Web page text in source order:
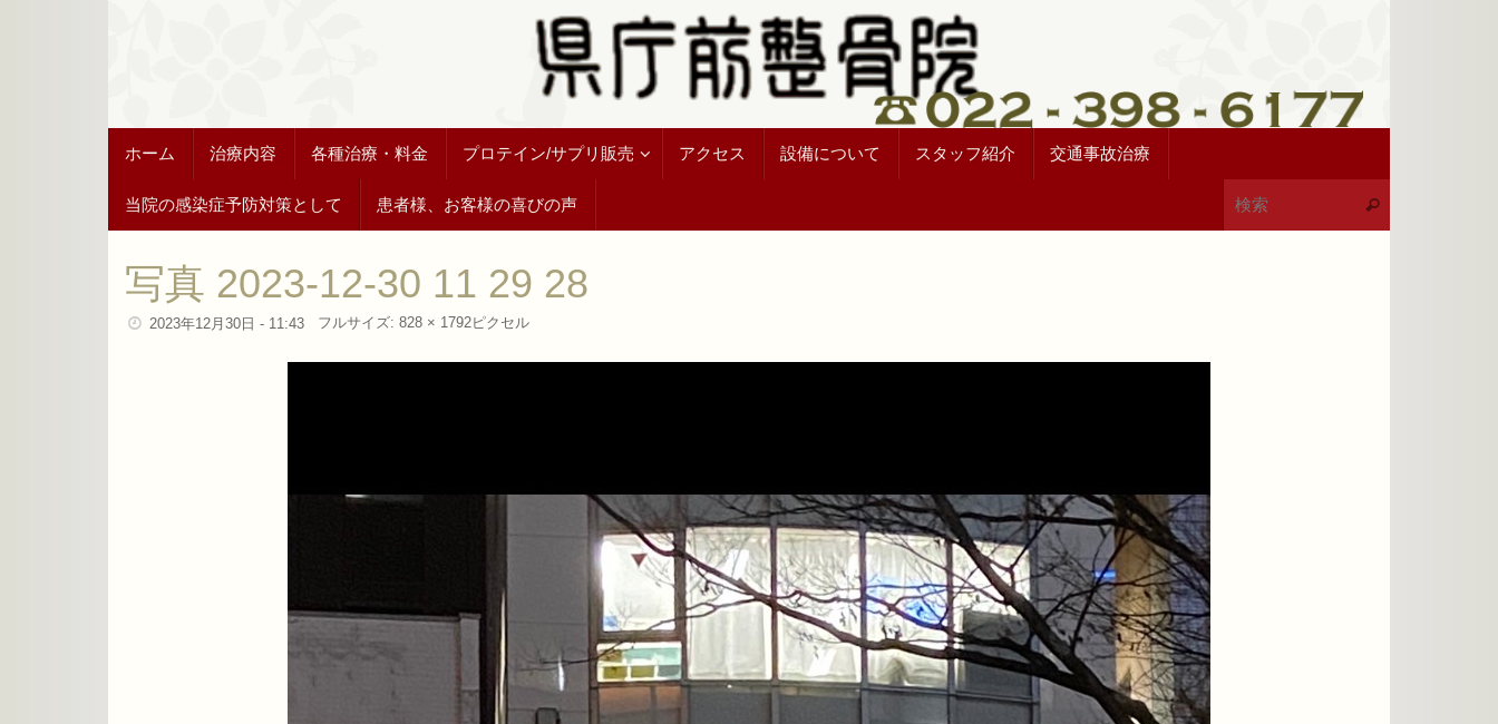
ホーム 治療内容 各種治療・料金 プロテイン/サプリ販売 アクセス 設備について スタッフ紹介 交通事故治療
当院の感染症予防対策として 患者様、お客様の喜びの声
写真 2023-12-30 11 29 28
2023年12月30日 - 11:43 フルサイズ:828 × 1792 ピクセル